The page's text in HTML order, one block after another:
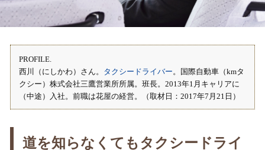
PROFILE.
西川（にしかわ）さん。 タクシードライバー。国際自動車（kmタ
クシー）株式会社三鷹営業所所属。班長。2013年1月キャリアに
（中途）入社。前職は花屋の経営。（取材日：2017年7月21日）
道を知らなくてもタクシードライ